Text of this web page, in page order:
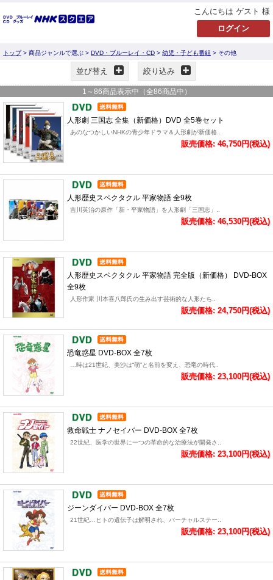
こんにちは ゲスト 様
トップ> 商品ジャンルで選ぶ > DVD・ブルーレイ・CD > 幼児・子ども番組 > その他
並び替え 絞り込み
1 ～ 86商品表示中（全86商品中）
人形劇 三国志 全集（新価格）DVD 全5巻セット
あのなつかしいNHKの青少年ドラマ＆人形劇が新価格..
販売価格: 46,750円(税込)
人形歴史スペクタクル 平家物語 全9枚
吉川英治の原作「新・平家物語」を人形劇「三国志」..
販売価格: 46,530円(税込)
人形歴史スペクタクル 平家物語 完全版（新価格） DVD-BOX
全9枚
人形作家 川本喜八郎氏の生み出す芸術的な人形たち..
販売価格: 24,750円(税込)
恐竜惑星 DVD-BOX 全7枚
…時は21世紀、美沙は“萌”と名前を変え、恐竜の時代..
販売価格: 23,100円(税込)
救命戦士 ナノセイバー DVD-BOX 全7枚
22世紀、医学の世界に一つの革命的な治療法が開発さ..
販売価格: 23,100円(税込)
ジーンダイバー DVD-BOX 全7枚
21世紀…ヒトの遺伝子は解明され、バーチャルステー..
販売価格: 23,100円(税込)